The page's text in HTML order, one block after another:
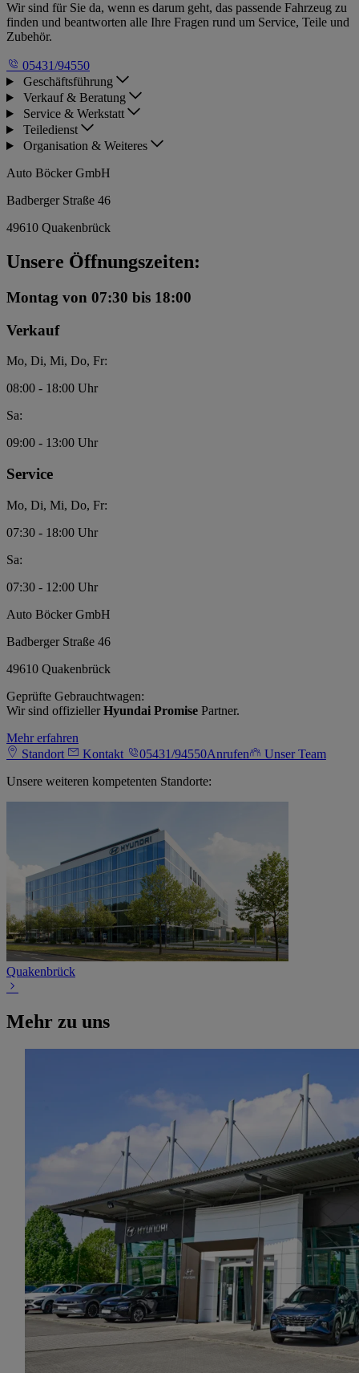
Wir sind für Sie da, wenn es darum geht, das passende Fahrzeug zu
finden und beantworten alle Ihre Fragen rund um Service, Teile und
Zubehör.
05431/94550
Geschäftsführung
Verkauf & Beratung
Service & Werkstatt
Teiledienst
Organisation & Weiteres
Auto Böcker GmbH
Badberger Straße 46
49610 Quakenbrück
Unsere Öffnungszeiten:
Montag von 07:30 bis 18:00
Verkauf
Mo, Di, Mi, Do, Fr:
08:00 - 18:00 Uhr
Sa:
09:00 - 13:00 Uhr
Service
Mo, Di, Mi, Do, Fr:
07:30 - 18:00 Uhr
Sa:
07:30 - 12:00 Uhr
Auto Böcker GmbH
Badberger Straße 46
49610 Quakenbrück
Geprüfte Gebrauchtwagen:
Wir sind offiziellerHyundai Promise Partner.
Mehr erfahren
Standort
Kontakt 05431/94550Anrufen
Unser Team
Unsere weiteren kompetenten Standorte:
Quakenbrück
Mehr zu uns